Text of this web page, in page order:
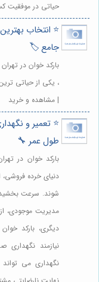
حیاتی در موفقیت
⭐️ انتخاب
جامع 🏷️
بارکد خوان در
، یکی از حیاتی
| مشاهده و خرید
⭐️ تعمیر و
طول عمر 🔧
بارکد خوان در
دنیای خرده
شوند. سرعت
مدیریت موجودی،
دیگری، بارکد
نیازمند
نگهداری می